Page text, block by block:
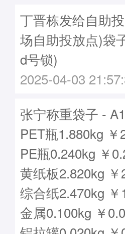
丁晋栋发给自助
场自助投放点)袋
d号锁)
2025-04-03
张宁称重袋子 -
PET瓶1.880kg ￥
PE瓶0.240kg ￥
黄纸板2.820kg ￥
综合纸2.470kg ￥
金属0.100kg ￥